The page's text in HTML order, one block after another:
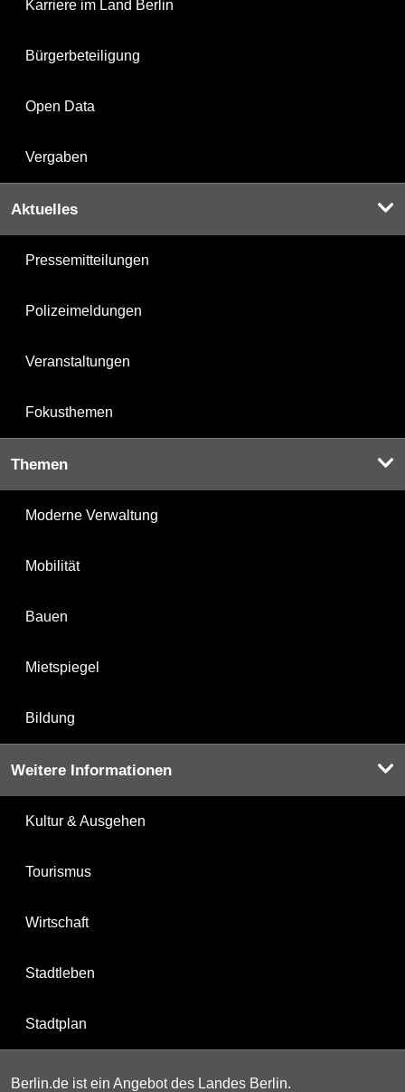
Karriere im Land Berlin
Bürgerbeteiligung
Open Data
Vergaben
Aktuelles
Pressemitteilungen
Polizeimeldungen
Veranstaltungen
Fokusthemen
Themen
Moderne Verwaltung
Mobilität
Bauen
Mietspiegel
Bildung
Weitere Informationen
Kultur & Ausgehen
Tourismus
Wirtschaft
Stadtleben
Stadtplan
Berlin.de ist ein Angebot des Landes Berlin.